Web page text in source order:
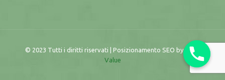
© 2023 Tutti i diritti riservati | Posizionamento SEO byMore
Value